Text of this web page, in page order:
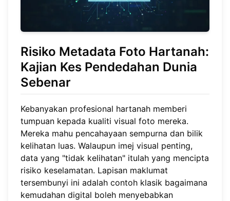
Risiko Metadata Foto Hartanah:
Kajian Kes Pendedahan Dunia
Sebenar
Kebanyakan profesional hartanah memberi
tumpuan kepada kualiti visual foto mereka.
Mereka mahu pencahayaan sempurna dan bilik
kelihatan luas. Walaupun imej visual penting,
data yang "tidak kelihatan" itulah yang mencipta
risiko keselamatan. Lapisan maklumat
tersembunyi ini adalah contoh klasik bagaimana
kemudahan digital boleh menyebabkan